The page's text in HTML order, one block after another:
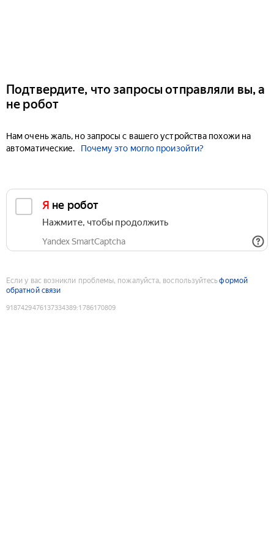
Подтвердите, что запросы отправляли вы, а
не робот
Нам очень жаль, но запросы с вашего устройства похожи на
автоматические.
Почему это могло произойти?
Я не робот
Нажмите, чтобы продолжить
Yandex SmartCaptcha
Если у вас возникли проблемы, пожалуйста, воспользуйтесьформой
обратной связи
9187429476137334389:1786170809